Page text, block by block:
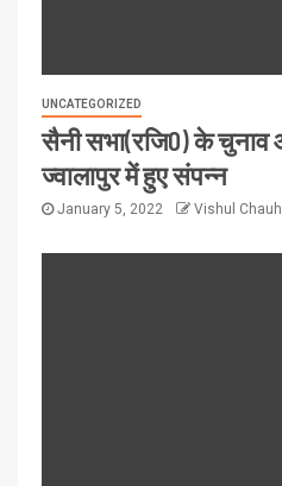
UNCATEGORIZED
सैनी सभा(रजि0) के
ज्वालापुर में हुए संपन्न
January 5, 2022 Vishul